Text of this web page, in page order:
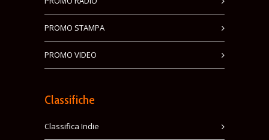
PROMO STAMPA
PROMO VIDEO
Classifiche
Classifica Indie